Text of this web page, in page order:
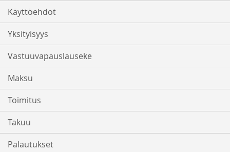
Käyttöehdot
Yksityisyys
Vastuuvapauslauseke
Maksu
Toimitus
Takuu
Palautukset